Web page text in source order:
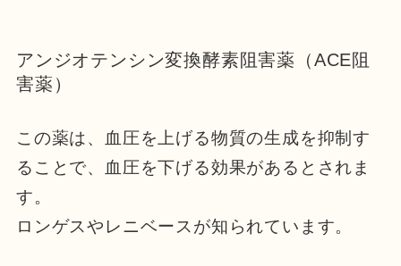
アンジオテンシン変換酵素阻害薬（ACE阻
害薬）
この薬は、血圧を上げる物質の生成を抑制す
ることで、血圧を下げる効果があるとされま
す。
ロンゲスやレニベースが知られています。